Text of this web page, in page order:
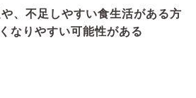
、不足しやすい食生活がある方
なりやすい可能性がある